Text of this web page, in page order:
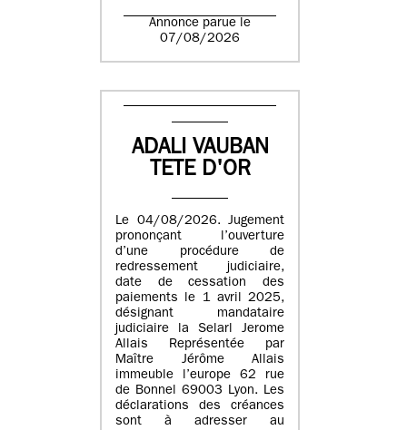
Annonce parue le
07/08/2026
ADALI VAUBAN
TETE D'OR
Le 04/08/2026. Jugement
prononçant l’ouverture
d’une procédure de
redressement judiciaire,
date de cessation des
paiements le 1 avril 2025,
désignant mandataire
judiciaire la Selarl Jerome
Allais Représentée par
Maître Jérôme Allais
immeuble l’europe 62 rue
de Bonnel 69003 Lyon. Les
déclarations des créances
sont à adresser au